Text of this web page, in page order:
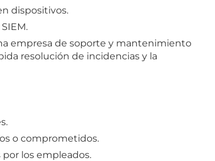
dispositivos.
empresa de soporte y mantenimiento
resolución de incidencias y la
o comprometidos.
los empleados.